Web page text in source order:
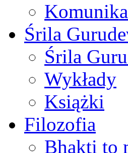
Śrila
Śrila
Wykłady
Książki
Filozofia
Bhakti to